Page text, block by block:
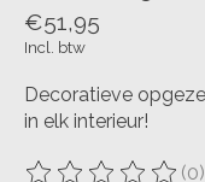
€51,95
Incl. btw
Decoratieve
in elk interieur!
(0)